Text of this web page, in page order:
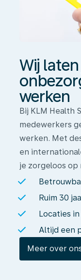
Wij
werken
Bij KLM Health
medewerkers
werken. Met
en
je zorgeloos op
Ruim 30
Locaties
Altijd een
Meer over